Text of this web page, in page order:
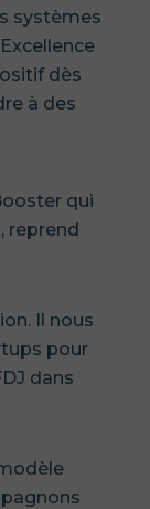
systèmes
dès
à des
qui
reprend
Il nous
pour
dans